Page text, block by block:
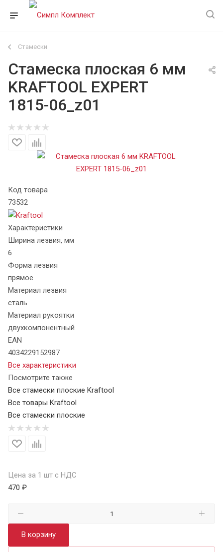
Стамески
Стамеска плоская 6 мм
KRAFTOOL EXPERT
1815-06_z01
Код товара
73532
Характеристики
Ширина лезвия, мм
6
Форма лезвия
прямое
Материал лезвия
сталь
Материал рукоятки
двухкомпонентный
EAN
4034229152987
Все характеристики
Посмотрите также
Все стамески плоские Kraftool
Все товары Kraftool
Все стамески плоские
Цена за 1 шт с НДС
470 ₽
В корзину